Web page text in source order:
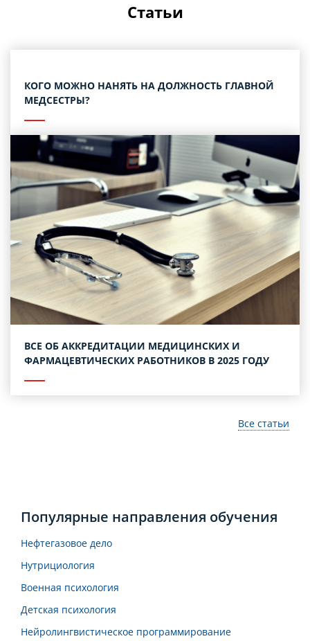
Статьи
КОГО МОЖНО НАНЯТЬ НА ДОЛЖНОСТЬ ГЛАВНОЙ
МЕДСЕСТРЫ?
ВСЕ ОБ АККРЕДИТАЦИИ МЕДИЦИНСКИХ И
ФАРМАЦЕВТИЧЕСКИХ РАБОТНИКОВ В 2025 ГОДУ
Все статьи
Популярные направления обучения
Нефтегазовое дело
Нутрициология
Военная психология
Детская психология
Нейролингвистическое программирование